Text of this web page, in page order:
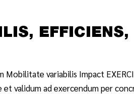
EFFICIENS,
Mobilitate variabilis Impact
validum ad exercendum per